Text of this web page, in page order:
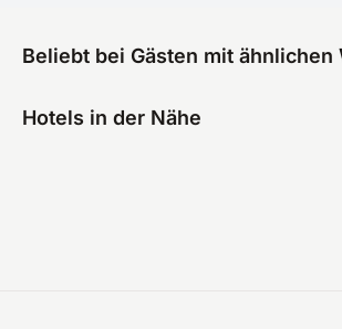
Beliebt bei Gästen mit ähnlichen
Hotels in der Nähe